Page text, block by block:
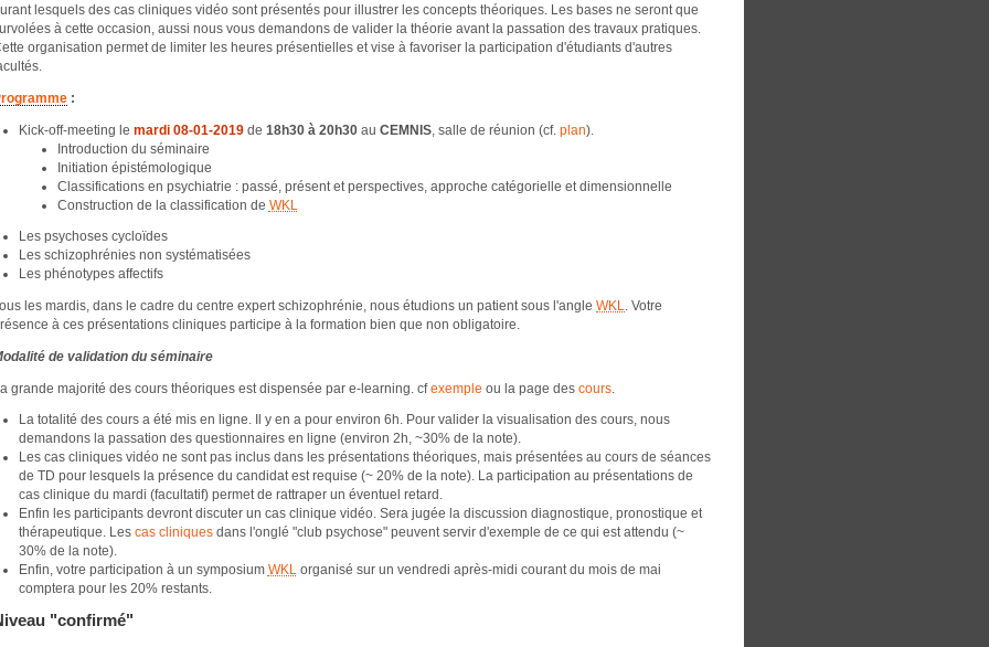
lesquels des cas cliniques vidéo sont présentés pour illustrer les concepts théoriques. Les bases ne seront que
à cette occasion, aussi nous vous demandons de valider la théorie avant la passation des travaux pratiques.
organisation permet de limiter les heures présentielles et vise à favoriser la participation d'étudiants d'autres
:
Kick-off-meeting le mardi 08-01-2019de 18h30 à 20h30au CEMNIS, salle de réunion (cf. plan).
Introduction du séminaire
Initiation épistémologique
Classifications en psychiatrie : passé, présent et perspectives, approche catégorielle et dimensionnelle
Construction de la classification de WKL
Les psychoses cycloïdes
Les schizophrénies non systématisées
Les phénotypes affectifs
les mardis, dans le cadre du centre expert schizophrénie, nous étudions un patient sous l'angle WKL
. Votre
à ces présentations cliniques participe à la formation bien que non obligatoire.
de validation du séminaire
grande majorité des cours théoriques est dispensée par e-learning. cfexemple ou la page des cours
La totalité des cours a été mis en ligne. Il y en a pour environ 6h. Pour valider la visualisation des cours, nous
demandons la passation des questionnaires en ligne (environ 2h, ~30% de la note).
Les cas cliniques vidéo ne sont pas inclus dans les présentations théoriques, mais présentées au cours de séances
de TD pour lesquels la présence du candidat est requise (~ 20% de la note). La participation au présentations de
cas clinique du mardi (facultatif) permet de rattraper un éventuel retard.
Enfin les participants devront discuter un cas clinique vidéo. Sera jugée la discussion diagnostique, pronostique et
thérapeutique. Les cas cliniquesdans l'onglé "club psychose" peuvent servir d'exemple de ce qui est attendu (~
30% de la note).
Enfin, votre participation à un symposium WKL
organisé sur un vendredi après-midi courant du mois de mai
comptera pour les 20% restants.
"confirmé"